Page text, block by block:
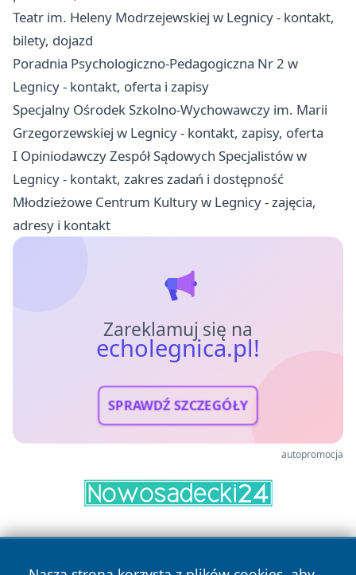
Teatr im. Heleny Modrzejewskiej w Legnicy - kontakt,
bilety, dojazd
Poradnia Psychologiczno-Pedagogiczna Nr 2 w
Legnicy - kontakt, oferta i zapisy
Specjalny Ośrodek Szkolno-Wychowawczy im. Marii
Grzegorzewskiej w Legnicy - kontakt, zapisy, oferta
I Opiniodawczy Zespół Sądowych Specjalistów w
Legnicy - kontakt, zakres zadań i dostępność
Młodzieżowe Centrum Kultury w Legnicy - zajęcia,
adresy i kontakt
Zareklamuj się na
echolegnica.pl!
SPRAWDŹ SZCZEGÓŁY
autopromocja